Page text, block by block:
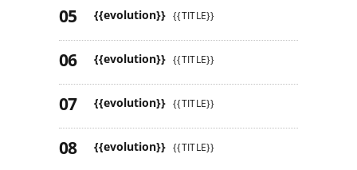
{{evolution}} {{TITLE}}
{{evolution}} {{TITLE}}
{{evolution}} {{TITLE}}
{{evolution}} {{TITLE}}